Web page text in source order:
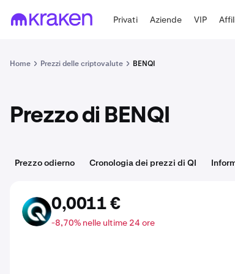
Privati Aziende VIP
Home Prezzi delle criptovalute BENQI
Prezzo di BENQI
Prezzo odierno Cronologia dei prezzi di QI
QI 0,0011 €
-8,70% nelle ultime 24 ore